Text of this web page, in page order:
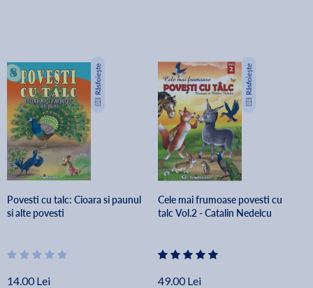
Povesti cu talc: Cioara si paunul
si alte povesti
14.00 Lei
Cele mai frumoase povesti cu
talc Vol.2 - Catalin Nedelcu
49.00 Lei